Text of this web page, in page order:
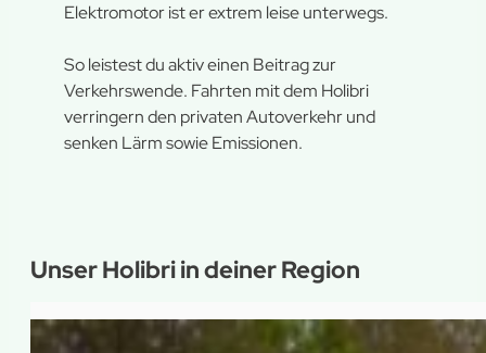
Elektromotor ist er extrem leise unterwegs.
So leistest du aktiv einen Beitrag zur
Verkehrswende. Fahrten mit dem Holibri
verringern den privaten Autoverkehr und
senken Lärm sowie Emissionen.
Unser Holibri in deiner Region